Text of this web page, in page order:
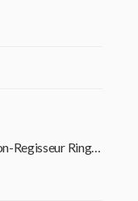
Inspiration für "Reservoir Dogs": Action-Regisseur Ringo Lam im Alter von 63 Jahren verstorben